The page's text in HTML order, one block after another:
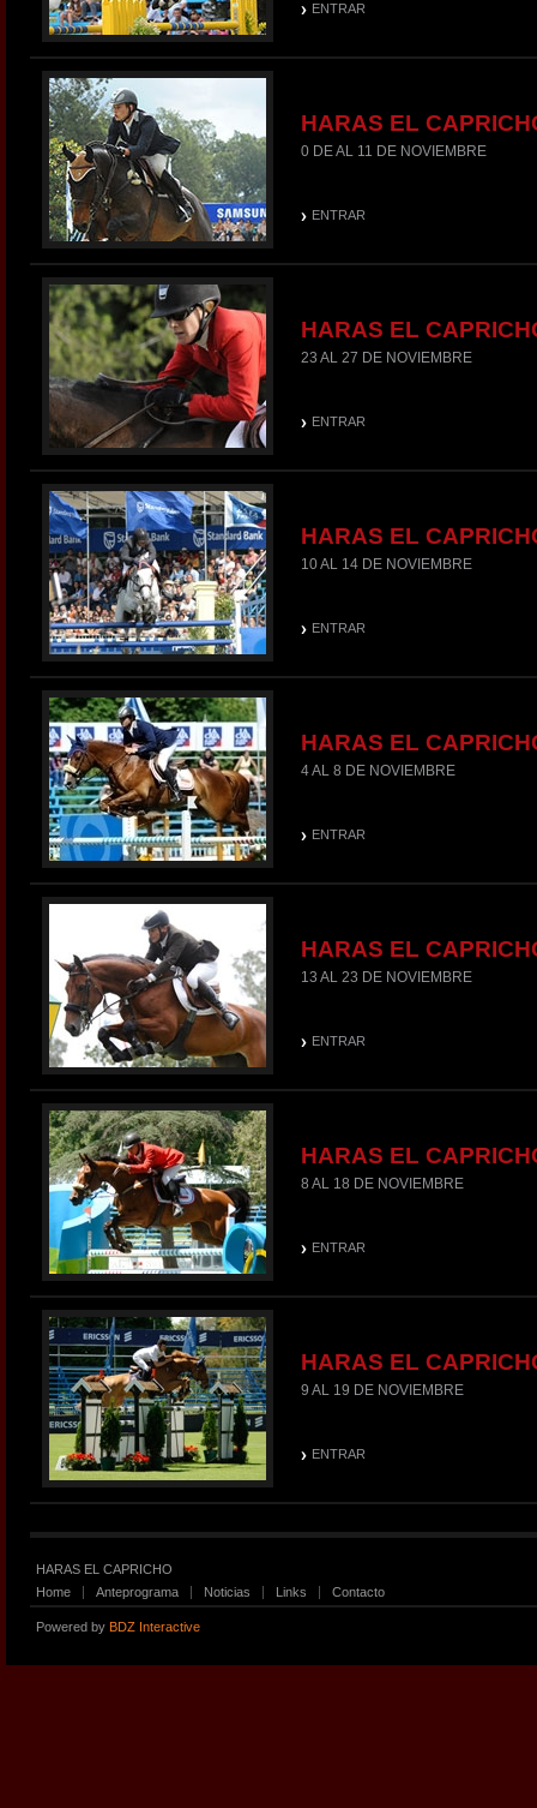
ENTRAR
HARAS EL
0 DE AL 11 DE NOVIEMBRE
ENTRAR
HARAS EL
23 AL 27 DE NOVIEMBRE
ENTRAR
HARAS EL
10 AL 14 DE NOVIEMBRE
ENTRAR
HARAS EL
4 AL 8 DE NOVIEMBRE
ENTRAR
HARAS EL
13 AL 23 DE NOVIEMBRE
ENTRAR
HARAS EL
8 AL 18 DE NOVIEMBRE
ENTRAR
HARAS EL
9 AL 19 DE NOVIEMBRE
ENTRAR
HARAS EL CAPRICHO
Home
Anteprograma Noticias Links Contacto
Powered by BDZ Interactive